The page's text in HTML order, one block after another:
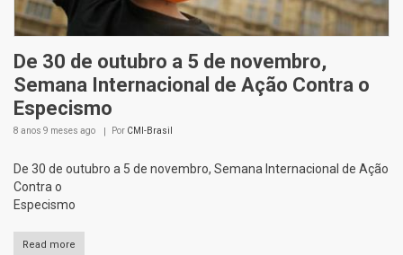
De 30 de outubro a 5 de novembro,
Semana Internacional de Ação Contra o
Especismo
8 anos 9 meses ago Por CMI-Brasil
De 30 de outubro a 5 de novembro, Semana Internacional de Ação
Contra o
Especismo
Read more